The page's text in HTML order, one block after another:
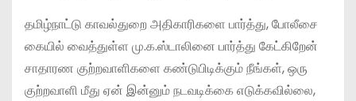
தமிழ்நாட்டு காவல்துறை அதிகாரிகளை பார்த்து, போலீசை
கையில் வைத்துள்ள மு.க.ஸ்டாலினை பார்த்து கேட்கிறேன்
சாதாரண குற்றவாளிகளை கண்டுபிடிக்கும் நீங்கள், ஒரு
குற்றவாளி மீது ஏன் இன்னும் நடவடிக்கை எடுக்கவில்லை,